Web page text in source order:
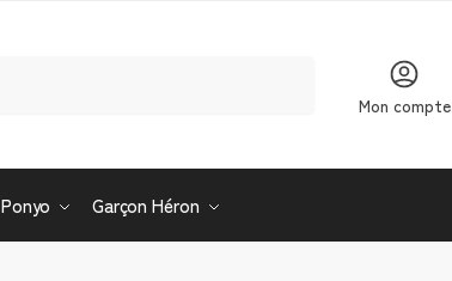
Mon compte
Ponyo Garçon Héron